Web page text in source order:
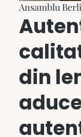
Ansamblu
din